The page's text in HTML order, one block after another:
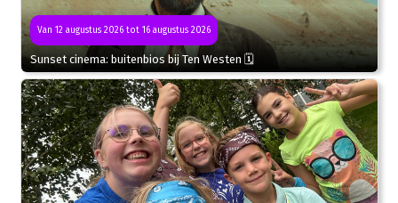
Van 12 augustus 2026 tot 16 augustus 2026
Sunset cinema: buitenbios bij Ten Westen 🗓